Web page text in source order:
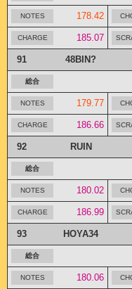
178.42
185.07
91 48BIN?
179.77
186.66
92 RUIN
180.02
186.99
93 HOYA34
180.06